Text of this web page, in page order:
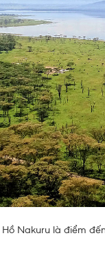
Hồ Nakuru là điểm